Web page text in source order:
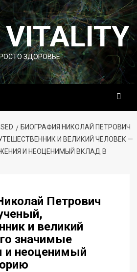
VITALITY
ЗДОРОВЬЕ
БИОГРАФИЯ НИКОЛАЙ ПЕТРОВИЧ
И ВЕЛИКИЙ ЧЕЛОВЕК —
И НЕОЦЕНИМЫЙ ВКЛАД В
Петрович
и великий
значимые
и неоценимый